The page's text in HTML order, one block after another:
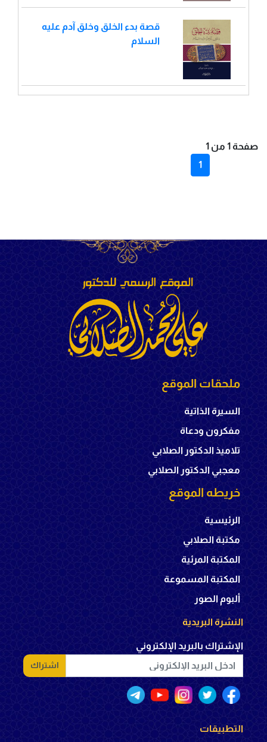
قصة بدء الخلق وخلق آدم عليه
السلام
صفحة 1 من 1
1
ملحقات الموقع
السيرة الذاتية
مفكرون ودعاة
تلاميذ الدكتور الصلابي
معجبي الدكتور الصلابي
خريطه الموقع
الرئيسية
مكتبة الصلابي
المكتبة المرئية
المكتبة المسموعة
ألبوم الصور
النشرة البريدية
الإشتراك بالبريد الإلكتروني
اشتراك
التطبيقات